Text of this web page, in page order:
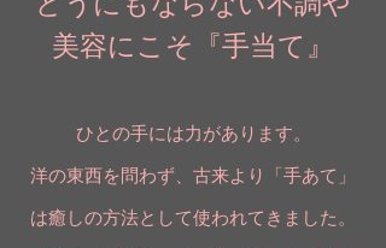
美容にこそ『手当て』
ひとの手には力があります。
洋の東西を問わず、古来より「手あて」
は癒しの方法として使われてきました。